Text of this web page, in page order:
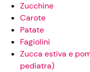
Zucchine
Carote
Patate
Fagiolini
Zucca estiva e
pediatra)